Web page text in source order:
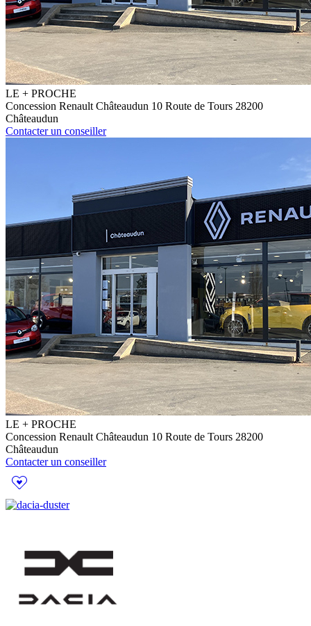
LE + PROCHE
Concession Renault Châteaudun 10 Route de Tours 28200
Châteaudun
Contacter un conseiller
LE + PROCHE
Concession Renault Châteaudun 10 Route de Tours 28200
Châteaudun
Contacter un conseiller